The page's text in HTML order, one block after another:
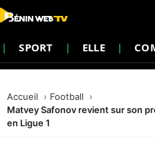
SPORT ELLE
Accueil
Football
Matvey Safonov revient sur son
en Ligue 1